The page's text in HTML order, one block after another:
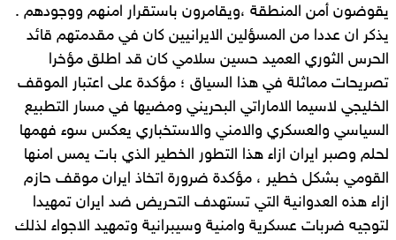
يقوضون أمن المنطقة ،ويقامرون باستقرار امنهم ووجودهم .
يذكر ان عددا من المسؤلين الايرانيين كان في مقدمتهم قائد
الحرس الثوري العميد حسين سلامي كان قد اطلق مؤخرا
تصريحات مماثلة في هذا السياق ؛ مؤكدة على اعتبار الموقف
الخليجي لاسيما الاماراتي البحريني ومضيها في مسار التطبيع
السياسي والعسكري والامني والاستخباري يعكس سوء فهمها
لحلم وصبر ايران ازاء هذا التطور الخطير الذي بات يمس امنها
القومي بشكل خطير ، مؤكدة ضرورة اتخاذ ايران موقف حازم
ازاء هذه العدوانية التي تستهدف التحريض ضد ايران تمهيدا
لتوجيه ضربات عسكرية وامنية وسيبرانية وتمهيد الاجواء لذلك